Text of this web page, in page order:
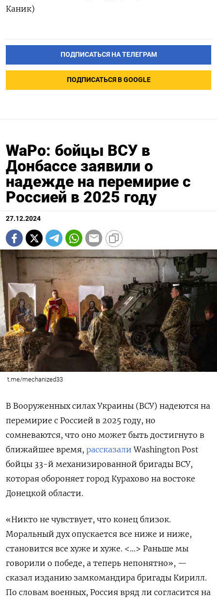
Каник)
ПОДПИСАТЬСЯ НА ТЕЛЕГРАМ
ПОДПИСАТЬСЯ В GOOGLE
WaPo: бойцы ВСУ в
Донбассе заявили о
надежде на перемирие с
Россией в 2025 году
27.12.2024
t.me/mechanized33
В Вооруженных силах Украины (ВСУ) надеются на
перемирие с Россией в 2025 году, но
сомневаются, что оно может быть достигнуто в
ближайшее время, рассказали Washington Post
бойцы 33-й механизированной бригады ВСУ,
которая обороняет город Курахово на востоке
Донецкой области.
«Никто не чувствует, что конец близок.
Моральный дух опускается все ниже и ниже,
становится все хуже и хуже. <…> Раньше мы
говорили о победе, а теперь непонятно», —
сказал изданию замкомандира бригады Кирилл.
По словам военных, Россия вряд ли согласится на